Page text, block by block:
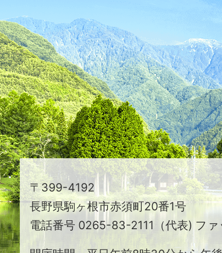
た
つ
映
え
る
ま
ち
駒
ヶ
根
市
〒399-4192
長野県駒ヶ根市赤須町20番1号
電話番号 0265-83-2111（代表) フ